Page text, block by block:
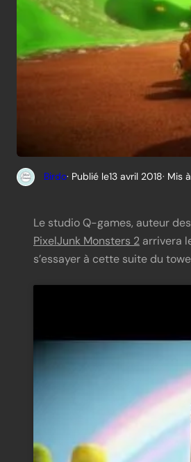
Birdo· Publié le13 avril 2018· Mis
Le studio Q-games, auteur
PixelJunk Monsters 2 arrivera
s’essayer à cette suite du